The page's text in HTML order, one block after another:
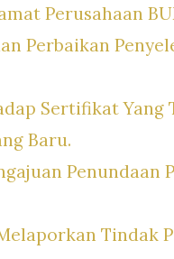
Perusahaan
Perbaikan
Sertifikat Yang
Baru.
Tindak